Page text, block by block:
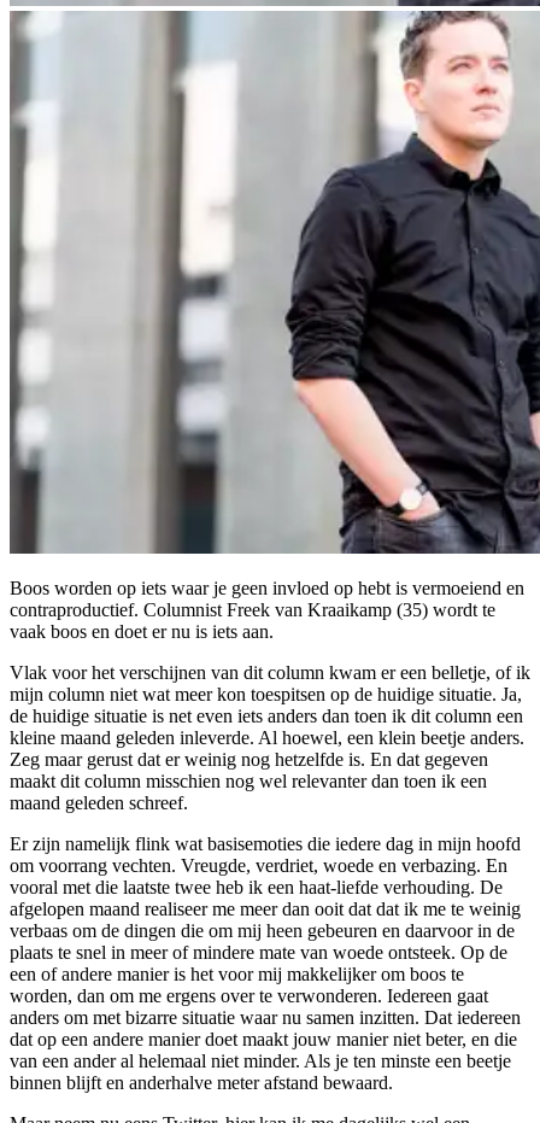
Boos worden op iets waar je geen invloed op hebt is vermoeiend en
contraproductief. Columnist Freek van Kraaikamp (35) wordt te
vaak boos en doet er nu is iets aan.
Vlak voor het verschijnen van dit column kwam er een belletje, of ik
mijn column niet wat meer kon toespitsen op de huidige situatie. Ja,
de huidige situatie is net even iets anders dan toen ik dit column een
kleine maand geleden inleverde. Al hoewel, een klein beetje anders.
Zeg maar gerust dat er weinig nog hetzelfde is. En dat gegeven
maakt dit column misschien nog wel relevanter dan toen ik een
maand geleden schreef.
Er zijn namelijk flink wat basisemoties die iedere dag in mijn hoofd
om voorrang vechten. Vreugde, verdriet, woede en verbazing. En
vooral met die laatste twee heb ik een haat-liefde verhouding. De
afgelopen maand realiseer me meer dan ooit dat dat ik me te weinig
verbaas om de dingen die om mij heen gebeuren en daarvoor in de
plaats te snel in meer of mindere mate van woede ontsteek. Op de
een of andere manier is het voor mij makkelijker om boos te
worden, dan om me ergens over te verwonderen. Iedereen gaat
anders om met bizarre situatie waar nu samen inzitten. Dat iedereen
dat op een andere manier doet maakt jouw manier niet beter, en die
van een ander al helemaal niet minder. Als je ten minste een beetje
binnen blijft en anderhalve meter afstand bewaard.